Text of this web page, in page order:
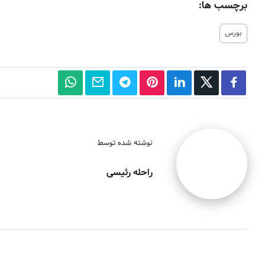
برچسب ها:
بورس
نوشته شده توسط
راحله رئیسی